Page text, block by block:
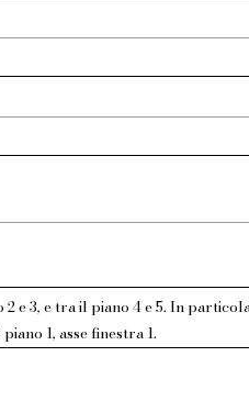
e 3, e tra il piano 4 e 5. In
1, asse finestra 1.